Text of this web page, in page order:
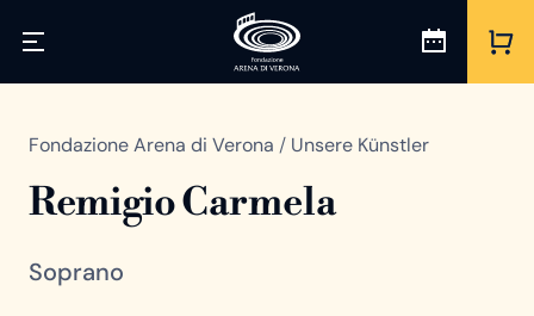
Fondazione Arena di Verona / Unsere Künstler
Remigio Carmela
Soprano